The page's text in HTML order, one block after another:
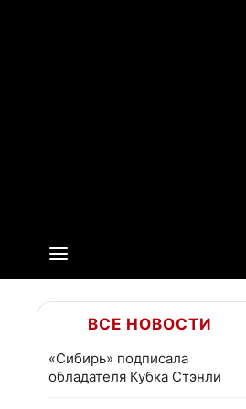
ВСЕ НОВОСТИ
«Сибирь» подписала
обладателя Кубка Стэнли